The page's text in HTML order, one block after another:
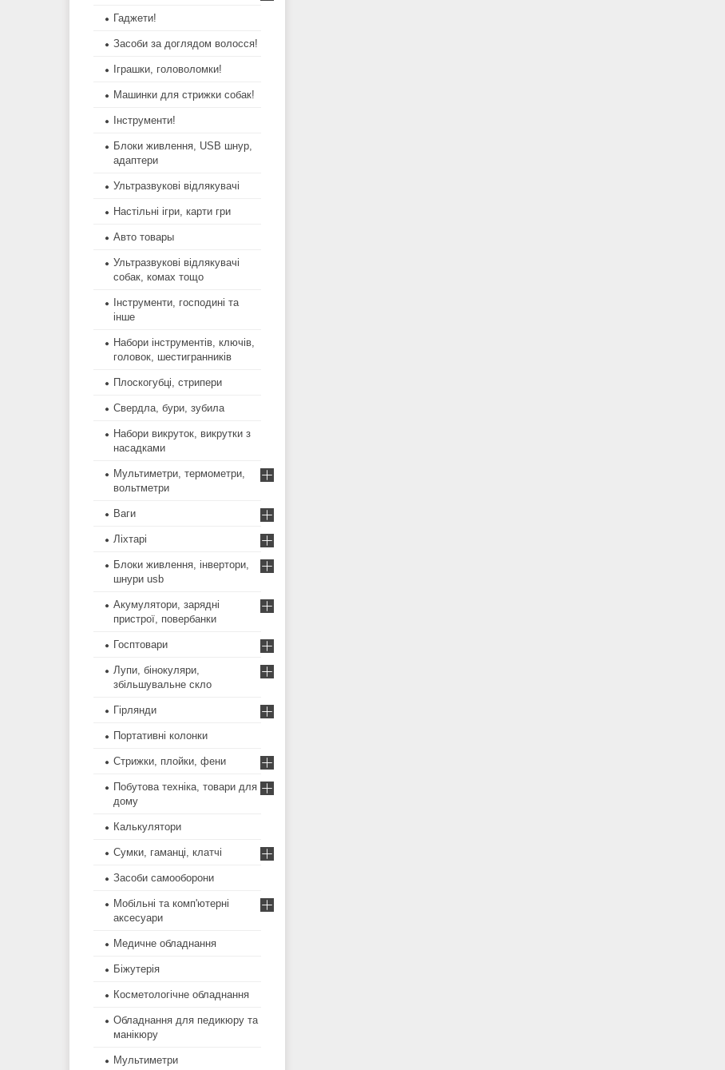
Гаджети!
Засоби за доглядом волосся!
Іграшки, головоломки!
Машинки для стрижки собак!
Інструменти!
Блоки живлення, USB шнур,
адаптери
Ультразвукові відлякувачі
Настільні ігри, карти гри
Авто товары
Ультразвукові відлякувачі
собак, комах тощо
Інструменти, господині та
інше
Набори інструментів, ключів,
головок, шестигранників
Плоскогубці, стрипери
Свердла, бури, зубила
Набори викруток, викрутки з
насадками
Мультиметри, термометри,
вольтметри
Ваги
Ліхтарі
Блоки живлення, інвертори,
шнури usb
Акумулятори, зарядні
пристрої, повербанки
Госптовари
Лупи, бінокуляри,
збільшувальне скло
Гірлянди
Портативні колонки
Стрижки, плойки, фени
Побутова техніка, товари для
дому
Калькулятори
Сумки, гаманці, клатчі
Засоби самооборони
Мобільні та комп'ютерні
аксесуари
Медичне обладнання
Біжутерія
Косметологічне обладнання
Обладнання для педикюру та
манікюру
Мультиметри